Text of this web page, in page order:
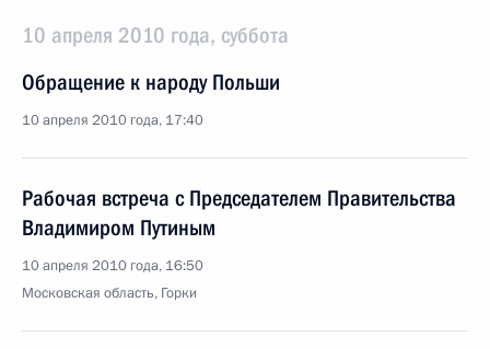
10 апреля 2010 года, суббота
Обращение к народу Польши
10 апреля 2010 года, 17:40
Рабочая встреча с Председателем Правительства
Владимиром Путиным
10 апреля 2010 года, 16:50
Московская область, Горки